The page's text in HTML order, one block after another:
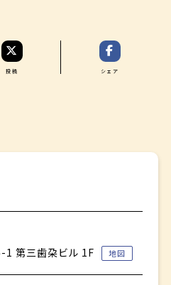
投稿 シェア
第三歯朶ビル 1F 地図